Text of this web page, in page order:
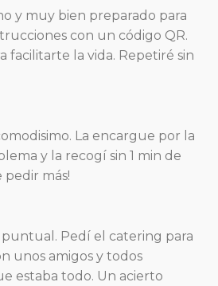
y muy bien preparado para
con un código QR.
facilitarte la vida. Repetiré sin
La encargue por la
y la recogí sin 1 min de
pedir más!
Pedí el catering para
unos amigos y todos
estaba todo. Un acierto